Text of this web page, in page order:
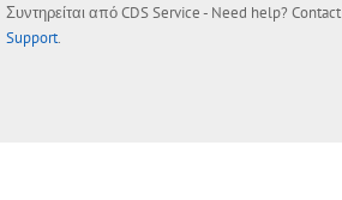
Συντηρείται απόCDS Service- Need help? Contact
Support.